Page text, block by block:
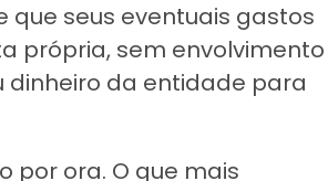
que seus eventuais gastos
própria, sem envolvimento
dinheiro da entidade para
por ora. O que mais